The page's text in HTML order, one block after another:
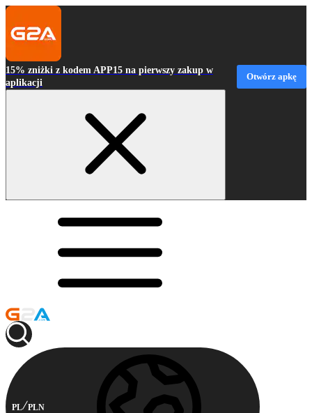
15% zniżki z kodem APP15 na pierwszy zakup w
aplikacji
Otwórz apkę
PL PLN